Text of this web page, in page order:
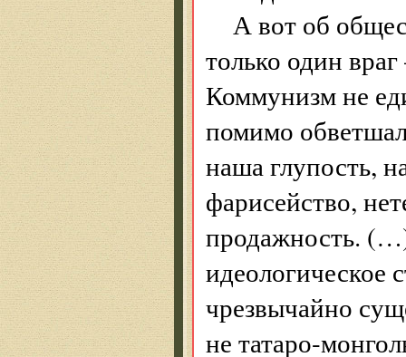
А вот об
только один
Коммунизм не
помимо
наша глупость,
фарисейство,
продажность.
чрезвычайно
не татаро-